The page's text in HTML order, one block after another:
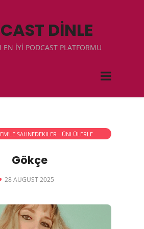
DİNLE
EN İYİ PODCAST PLATFORMU
SAHNEDEKILER - ÜNLÜLERLE
Gökçe
28 AUGUST 2025